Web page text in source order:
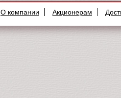
О компании Акционерам